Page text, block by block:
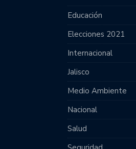
Educación
Elecciones 2021
Internacional
Jalisco
Medio Ambiente
Nacional
Salud